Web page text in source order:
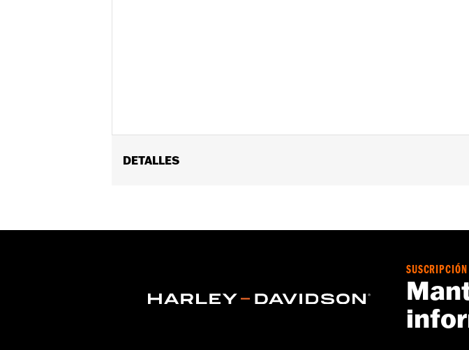
DETALLES
Installation Instructions
www.h-d.com/
CERTIFICATION:
Está pendiente de los 50 estados de EE. UU.
Las motocicletas Harley-Davidson® cuyos motores hayan
no se deben usar en la vía pública. En algunos casos, su uso